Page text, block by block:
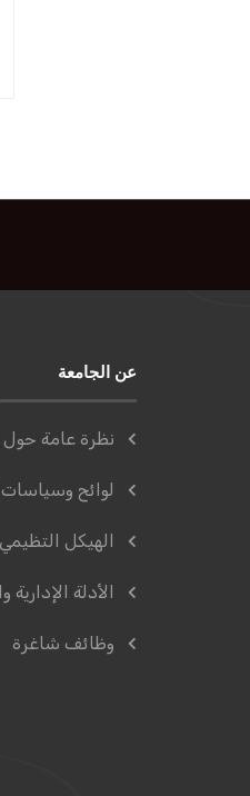
عن الجامعة
نظرة عامة حول
لوائح
الهيكل التظيمي
الأدلة الإدارية
وظائف شاغرة